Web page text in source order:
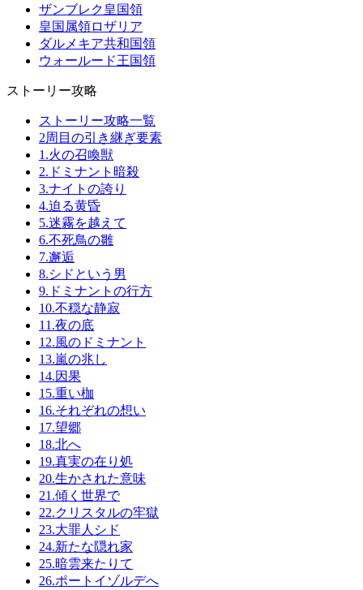
ザンブレク皇国領
皇国属領ロザリア
ダルメキア共和国領
ウォールード王国領
ストーリー攻略
ストーリー攻略一覧
2周目の引き継ぎ要素
1.火の召喚獣
2.ドミナント暗殺
3.ナイトの誇り
4.迫る黄昏
5.迷霧を越えて
6.不死鳥の雛
7.邂逅
8.シドという男
9.ドミナントの行方
10.不穏な静寂
11.夜の底
12.風のドミナント
13.嵐の兆し
14.因果
15.重い枷
16.それぞれの想い
17.望郷
18.北へ
19.真実の在り処
20.生かされた意味
21.傾く世界で
22.クリスタルの牢獄
23.大罪人シド
24.新たな隠れ家
25.暗雲来たりて
26.ポートイゾルデへ